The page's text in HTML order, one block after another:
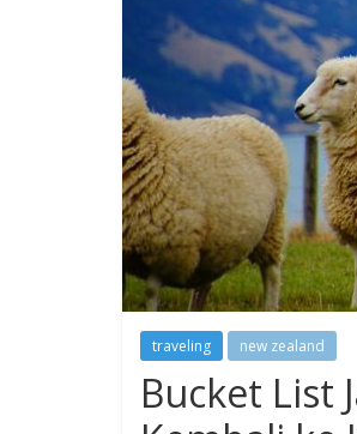
traveling new zealand
Bucket List